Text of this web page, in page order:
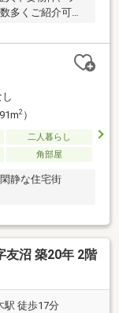
多くご紹介可能
し
2）
二人暮らし
角部屋
静な住宅街
友沼 築20年 2階
駅 徒歩17分